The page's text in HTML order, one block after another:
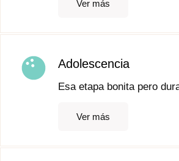
Ver más
Adolescencia
Esa etapa bonita pero
Ver más